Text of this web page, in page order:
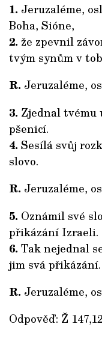
1. Jeruzaléme,
Boha, Sióne,
2. že zpevnil
tvým synům v
R. Jeruzaléme,
3. Zjednal tvému
pšenicí.
4. Sesílá svůj
slovo.
R. Jeruzaléme,
5. Oznámil své
přikázání Izraeli.
6. Tak nejednal
jim svá přikázání.
R. Jeruzaléme,
Odpověď: Ž